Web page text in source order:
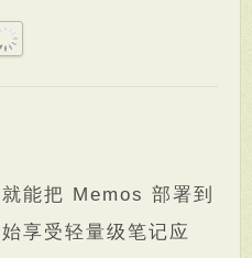
能把 Memos 部署到
享受轻量级笔记应